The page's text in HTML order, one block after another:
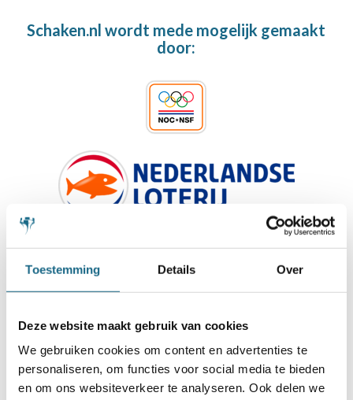
Toestemming Details Over
Deze website maakt gebruik van cookies
We gebruiken cookies om content en advertenties te
personaliseren, om functies voor social media te bieden
en om ons websiteverkeer te analyseren. Ook delen we
Schaken.nl wordt mede mogelijk gemaakt
door: